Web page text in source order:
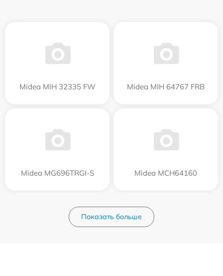
Midea MIH 32335 FW Midea MIH 64767 FRB
Midea MG696TRGI-S Midea MCH64160
Показать больше